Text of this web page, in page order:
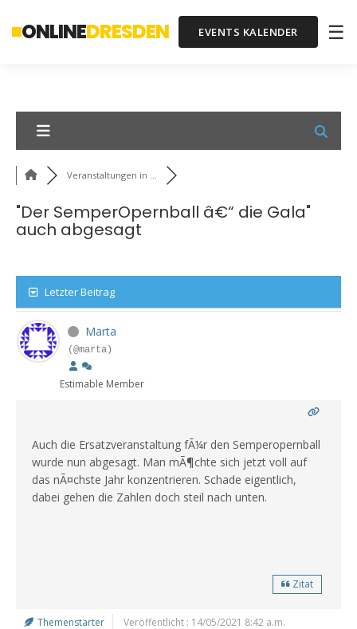
ONLINEDRESDEN EVENTS KALENDER ☰
Veranstaltungen in ...
"Der SemperOpernball â€“ die Gala"
auch abgesagt
Letzter Beitrag
Marta
(@marta)
Estimable Member
Auch die Ersatzveranstaltung fÃ¼r den Semperopernball
wurde nun abgesagt. Man mÃ¶chte sich jetzt voll auf
das nÃ¤chste Jahr konzentrieren. Schade eigentlich,
dabei gehen die Zahlen doch steil nach unten.
Zitat
Themenstarter Veröffentlicht : 14/05/2021 8:42 a.m.